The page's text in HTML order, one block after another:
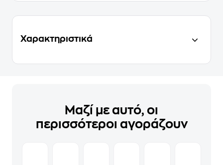
Χαρακτηριστικά
Μαζί με αυτό, οι
περισσότεροι αγοράζουν